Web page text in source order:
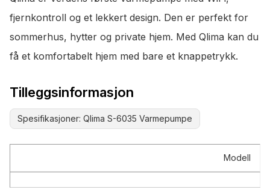
fjernkontroll og et lekkert design. Den er perfekt for
sommerhus, hytter og private hjem. Med Qlima kan du
få et komfortabelt hjem med bare et knappetrykk.
Tilleggsinformasjon
Spesifikasjoner: Qlima S-6035 Varmepumpe
Modell